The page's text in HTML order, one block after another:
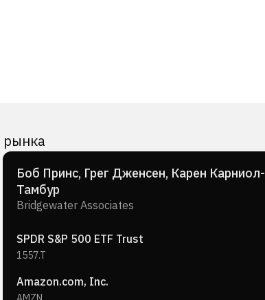
рынка
Боб Принс, Грег Дженсен, Карен Карниол-
Тамбур
Bridgewater Associates
SPDR S&P 500 ETF Trust
1557.T
Amazon.com, Inc.